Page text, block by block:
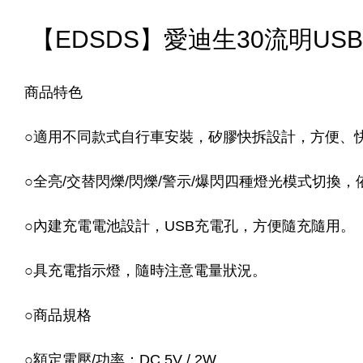
【EDSDS】愛迪生30流明
商品特色
○適用不同款式自行車安裝，矽膠快拆設計，方便、
○全亮/交替閃爍/閃爍/警示/爆閃四種燈光模式切換
○內建充電電池設計，USB充電孔，方便隨充隨用。
○具充電指示燈，隨時注意電量狀況。
○商品規格
○額定電壓/功率：DC 5V / 2W